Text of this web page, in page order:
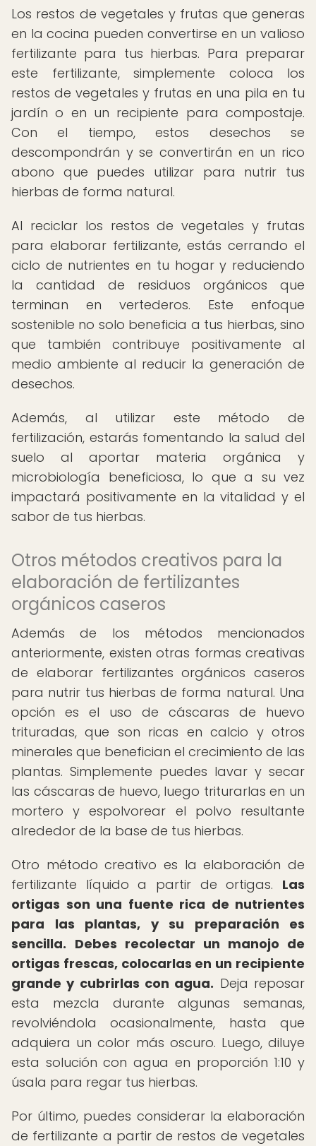
Los restos de vegetales y frutas que generas
en la cocina pueden convertirse en un valioso
fertilizante para tus hierbas. Para preparar
este fertilizante, simplemente coloca los
restos de vegetales y frutas en una pila en tu
jardín o en un recipiente para compostaje.
Con el tiempo, estos desechos se
descompondrán y se convertirán en un rico
abono que puedes utilizar para nutrir tus
hierbas de forma natural.
Al reciclar los restos de vegetales y frutas
para elaborar fertilizante, estás cerrando el
ciclo de nutrientes en tu hogar y reduciendo
la cantidad de residuos orgánicos que
terminan en vertederos. Este enfoque
sostenible no solo beneficia a tus hierbas, sino
que también contribuye positivamente al
medio ambiente al reducir la generación de
desechos.
Además, al utilizar este método de
fertilización, estarás fomentando la salud del
suelo al aportar materia orgánica y
microbiología beneficiosa, lo que a su vez
impactará positivamente en la vitalidad y el
sabor de tus hierbas.
Otros métodos creativos para la
elaboración de fertilizantes
orgánicos caseros
Además de los métodos mencionados
anteriormente, existen otras formas creativas
de elaborar fertilizantes orgánicos caseros
para nutrir tus hierbas de forma natural. Una
opción es el uso de cáscaras de huevo
trituradas, que son ricas en calcio y otros
minerales que benefician el crecimiento de las
plantas. Simplemente puedes lavar y secar
las cáscaras de huevo, luego triturarlas en un
mortero y espolvorear el polvo resultante
alrededor de la base de tus hierbas.
Otro método creativo es la elaboración de
fertilizante líquido a partir de ortigas. Las
ortigas son una fuente rica de nutrientes
para las plantas, y su preparación es
sencilla. Debes recolectar un manojo de
ortigas frescas, colocarlas en un recipiente
grande y cubrirlas con agua. Deja reposar
esta mezcla durante algunas semanas,
revolviéndola ocasionalmente, hasta que
adquiera un color más oscuro. Luego, diluye
esta solución con agua en proporción 1:10 y
úsala para regar tus hierbas.
Por último, puedes considerar la elaboración
de fertilizante a partir de restos de vegetales